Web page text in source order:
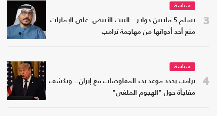
3
سياسة
تسلم 5 ملايين دولار.. البيت الأبيض: على الإمارات
منع أحد أدواتها من مهاجمة ترامب
4
سياسة
ترامب يحدد موعد بدء المفاوضات مع إيران.. ويكشف
مفاجأة حول "الهجوم الملغي"